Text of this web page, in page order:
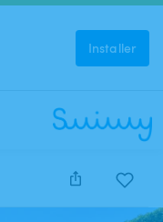
Installer